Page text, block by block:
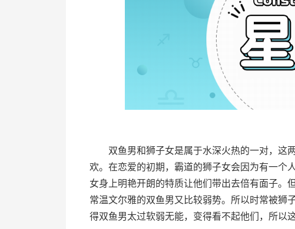
双鱼男和狮子女是属于水深火热的一对，这
欢。在恋爱的初期，霸道的狮子女会因为有一个
女身上明艳开朗的特质让他们带出去倍有面子。
常温文尔雅的双鱼男又比较弱势。所以时常被狮
得双鱼男太过软弱无能，变得看不起他们，所以